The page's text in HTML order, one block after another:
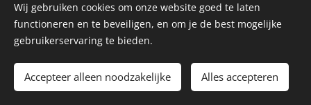
©AD-clean , Lampestraat 131,8510 Rollegem-Kortrijk
BE 0895.283.571
Cookies
Wij gebruiken cookies om onze website goed te laten
functioneren en te beveiligen, en om je de best mogelijke
gebruikerservaring te bieden.
Accepteer alleen noodzakelijke Alles accepteren